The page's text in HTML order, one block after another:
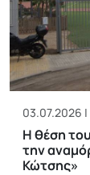
03.07.2026 |
Η θέση
την
Κώτσης»